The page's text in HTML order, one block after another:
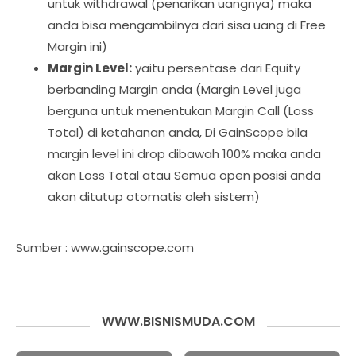
untuk withdrawal (penarikan uangnya) maka
anda bisa mengambilnya dari sisa uang di Free
Margin ini)
Margin Level:yaitu persentase dari Equity
berbanding Margin anda (Margin Level juga
berguna untuk menentukan Margin Call (Loss
Total) di ketahanan anda, Di GainScope bila
margin level ini drop dibawah 100% maka anda
akan Loss Total atau Semua open posisi anda
akan ditutup otomatis oleh sistem)
Sumber : www.gainscope.com
WWW.BISNISMUDA.COM